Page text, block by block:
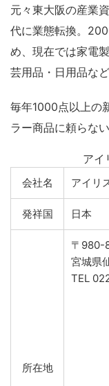
元々東大阪の産業
代に業態転換。
め、現在では家電
芸用品・日用品な
毎年1000点以上の
ラー商品に頼らな
アイ
会社名 アイリ
発祥国 日本
所在地
〒980-
宮城県
TEL